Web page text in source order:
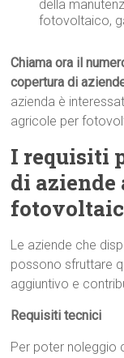
della
fotovoltaico,
Chiama ora il
copertura di
azienda è
agricole per
I requisiti
di aziende
Le aziende che
possono sfruttare
aggiuntivo e
Requisiti tecnici
Per poter noleggio